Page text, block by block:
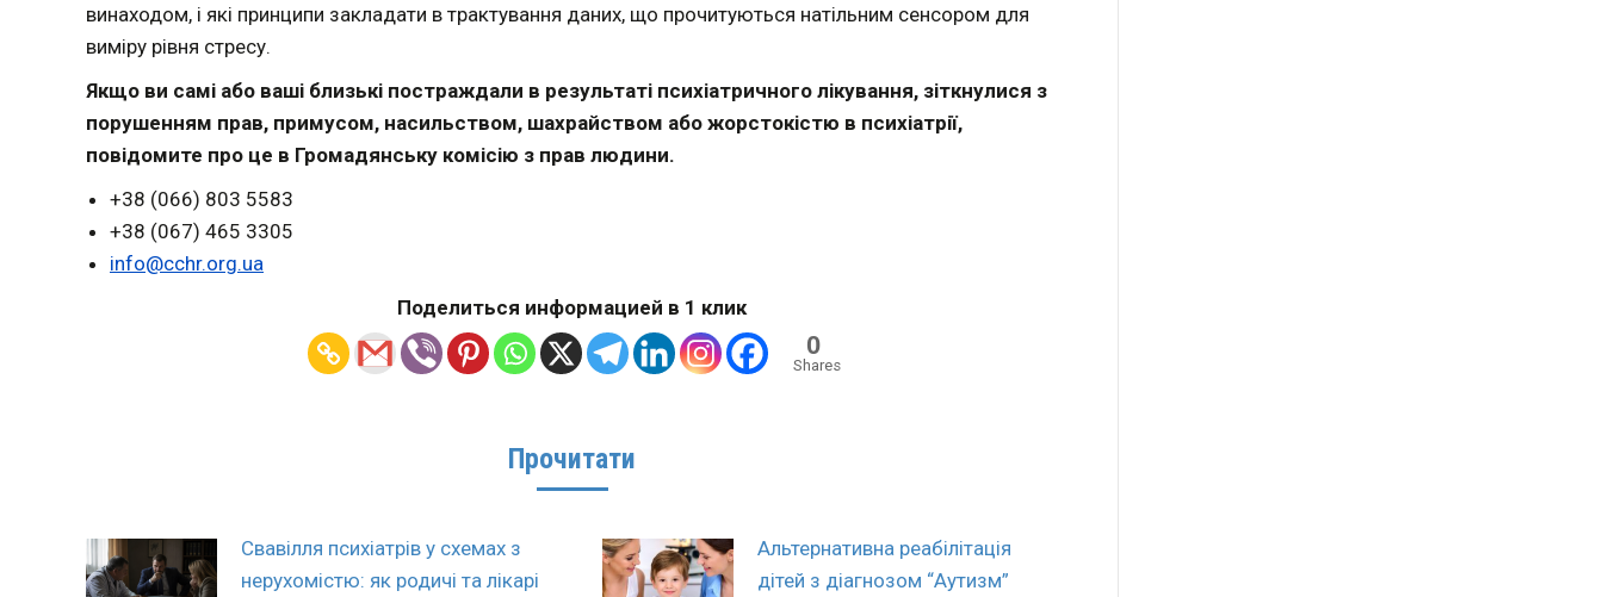
винаходом, і які принципи закладати в трактування даних, що прочитуються натільним сенсором для
виміру рівня стресу.
Якщо ви самі або ваші близькі постраждали в результаті психіатричного лікування, зіткнулися з
порушенням прав, примусом, насильством, шахрайством або жорстокістю в психіатрії,
повідомите про це в Громадянську комісію з прав людини.
+38 (066) 803 5583
+38 (067) 465 3305
info@cchr.org.ua
Поделиться информацией в 1 клик
0
Shares
Прочитати
Свавілля психіатрів у схемах з
нерухомістю: як родичі та лікарі
Альтернативна реабілітація
дітей з діагнозом “Аутизм”